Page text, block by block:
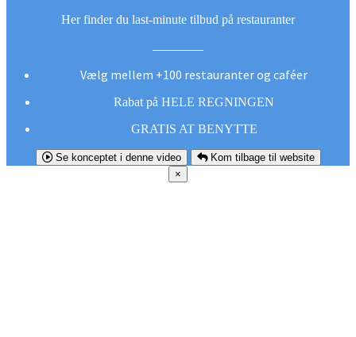
Her finder du last-minute tilbud på restauranter
Vælg mellem +100 restauranter og caféer
Rabat på HELE REGNINGEN
GRATIS AT BENYTTE
Se konceptet i denne video
Kom tilbage til website
×